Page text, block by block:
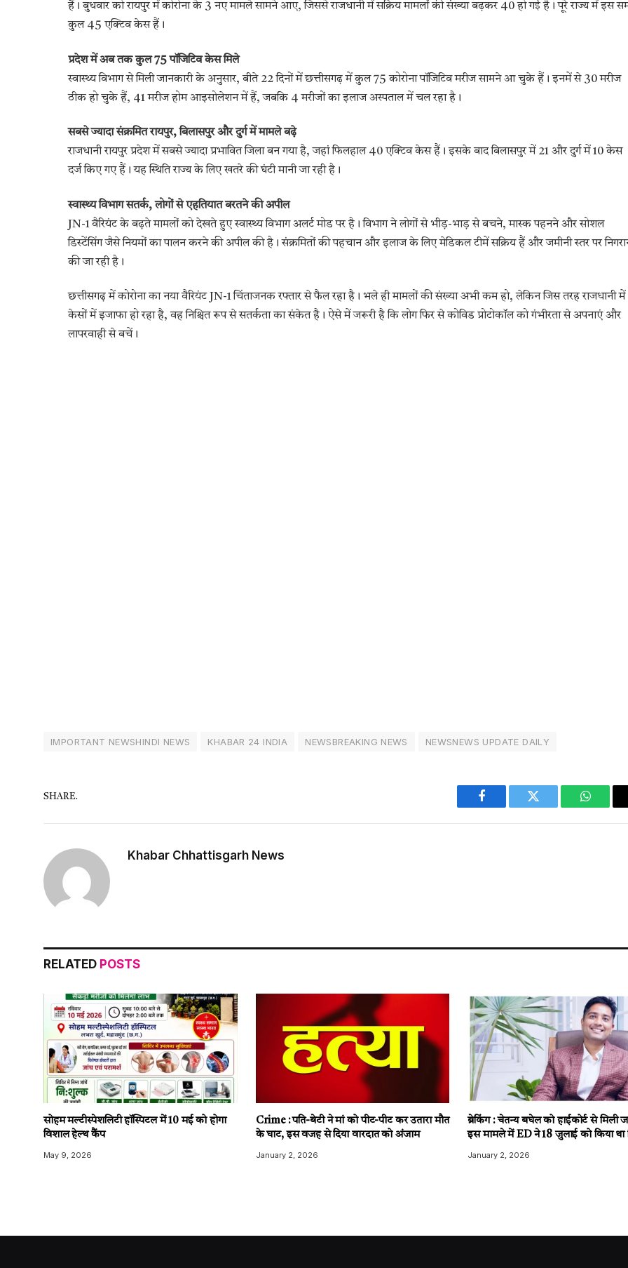
हैं। बुधवार को रायपुर में कोरोना के 3 नए मामले सामने आए, जिससे राजधानी में सक्रिय मामलों की संख्या बढ़कर 40 हो गई है। पूरे राज्य में इस
कुल 45 एक्टिव केस हैं।
प्रदेश में अब तक कुल 75 पॉजिटिव केस मिले
स्वास्थ्य विभाग से मिली जानकारी के अनुसार, बीते 22 दिनों में छत्तीसगढ़ में कुल 75 कोरोना पॉजिटिव मरीज सामने आ चुके हैं। इनमें से 30 मरीज
ठीक हो चुके हैं, 41 मरीज होम आइसोलेशन में हैं, जबकि 4 मरीजों का इलाज अस्पताल में चल रहा है।
सबसे ज्यादा संक्रमित रायपुर, बिलासपुर और दुर्ग में मामले बढ़े
राजधानी रायपुर प्रदेश में सबसे ज्यादा प्रभावित जिला बन गया है, जहां फिलहाल 40 एक्टिव केस हैं। इसके बाद बिलासपुर में 21 और दुर्ग में 10 केस
दर्ज किए गए हैं। यह स्थिति राज्य के लिए खतरे की घंटी मानी जा रही है।
स्वास्थ्य विभाग सतर्क, लोगों से एहतियात बरतने की अपील
JN-1 वैरियंट के बढ़ते मामलों को देखते हुए स्वास्थ्य विभाग अलर्ट मोड पर है। विभाग ने लोगों से भीड़-भाड़ से बचने, मास्क पहनने और सोशल
डिस्टेंसिंग जैसे नियमों का पालन करने की अपील की है। संक्रमितों की पहचान और इलाज के लिए मेडिकल टीमें सक्रिय हैं और जमीनी स्तर पर
की जा रही है।
छत्तीसगढ़ में कोरोना का नया वैरियंट JN-1 चिंताजनक रफ्तार से फैल रहा है। भले ही मामलों की संख्या अभी कम हो, लेकिन जिस तरह राजधानी में
केसों में इजाफा हो रहा है, वह निश्चित रूप से सतर्कता का संकेत है। ऐसे में जरूरी है कि लोग फिर से कोविड प्रोटोकॉल को गंभीरता से अपनाएं और
लापरवाही से बचें।
IMPORTANT NEWSHINDI NEWS KHABAR 24 INDIA NEWSBREAKING NEWS NEWSNEWS UPDATE DAILY
SHARE.
Facebook Twitter
Khabar Chhattisgarh News
RELATED POSTS
सोहम मल्टीस्पेशलिटी हॉस्पिटल में 10 मई को होगा
विशाल हेल्थ कैंप
May 9, 2026
Crime : पति-बेटी ने मां को पीट-पीट कर उतारा मौत
के घाट, इस वजह से दिया वारदात को अंजाम
January 2, 2026
ब्रेकिंग : चेतन्य बघेल को हाईकोर्ट से मिली
इस मामले में ED ने 18 जुलाई को किया था
January 2, 2026